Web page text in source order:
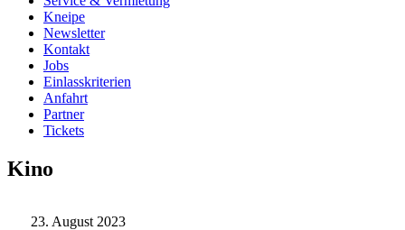
Kneipe
Newsletter
Kontakt
Jobs
Einlasskriterien
Anfahrt
Partner
Tickets
Kino
23. August 2023